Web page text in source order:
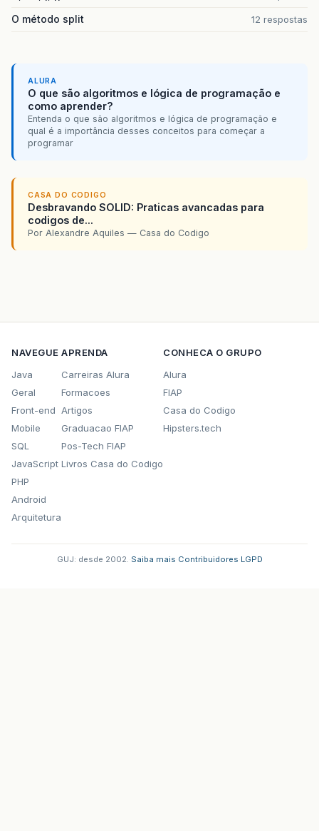
O método split 12 respostas
ALURA
O que são algoritmos e lógica de programação e
como aprender?
Entenda o que são algoritmos e lógica de programação e
qual é a importância desses conceitos para começar a
programar
CASA DO CODIGO
Desbravando SOLID: Praticas avancadas para
codigos de...
Por Alexandre Aquiles — Casa do Codigo
NAVEGUE
Java
Geral
Front-end
Mobile
SQL
JavaScript
PHP
Android
Arquitetura
APRENDA
Carreiras Alura
Formacoes
Artigos
Graduacao FIAP
Pos-Tech FIAP
Livros Casa do Codigo
CONHECA O GRUPO
Alura
FIAP
Casa do Codigo
Hipsters.tech
GUJ: desde 2002. Saiba mais Contribuidores LGPD